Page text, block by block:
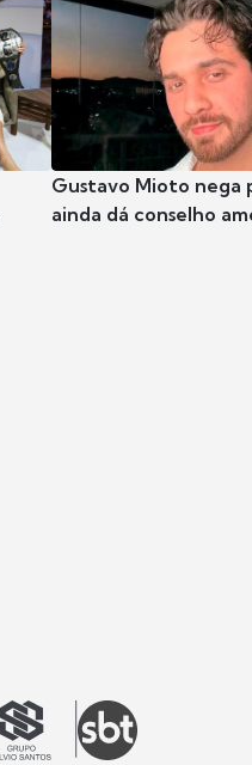
Gustavo Mioto nega
ainda dá conselho